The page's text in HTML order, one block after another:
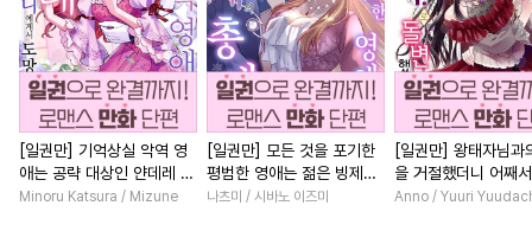
[일권만] 기억상실 악역 영
애는 공략 대상인 얀데레 의
붓 오라버니에게서 도망칠
Minoru Katsura / Mizune
[일권만] 모든 것을 포기한
평범한 영애는 젊은 빙제의
총애를 받는다 [단행본]
나츠미 / 시바노 이즈미
[일권만] 왕태자님과
을 거절했더니 어째
얀데레로 돌변했습
Anno / Yuuri